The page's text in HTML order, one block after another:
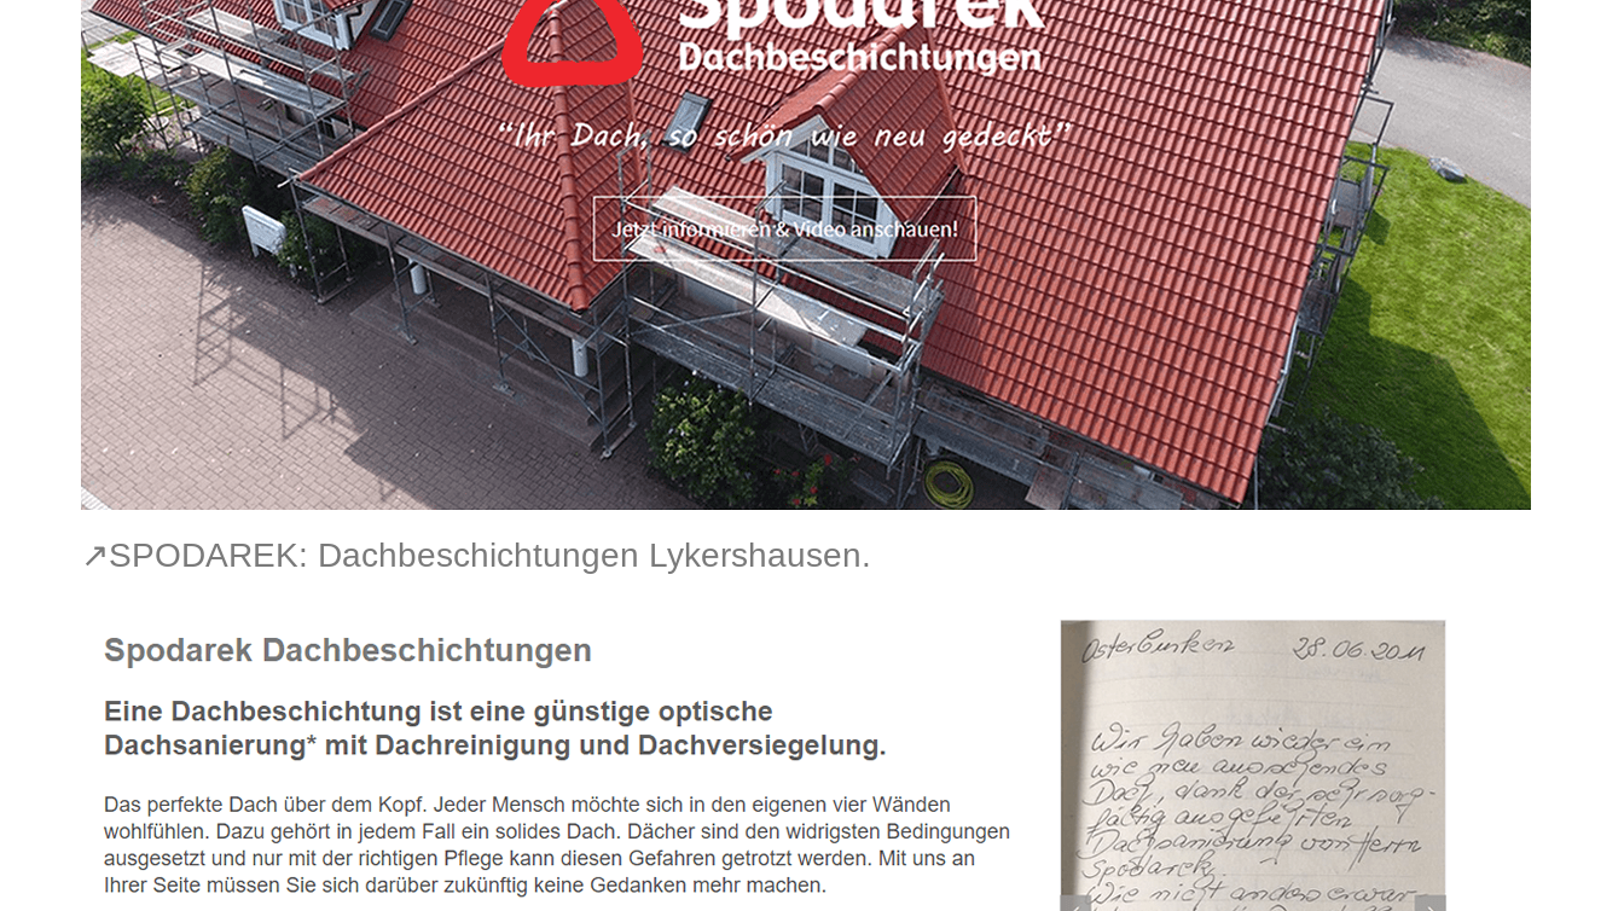
↗️SPODAREK: Dachbeschichtungen Lykershausen.